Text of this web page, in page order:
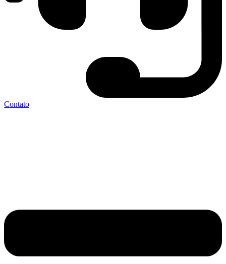
Contato